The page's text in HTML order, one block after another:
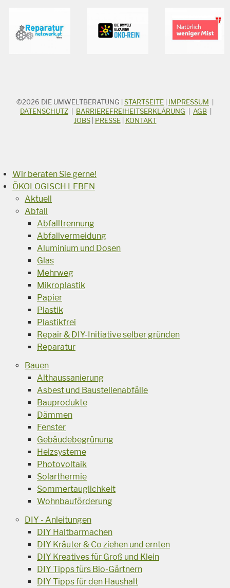
STICHWORTSUCHE
Suchbegriff
©2026 DIE UMWELTBERATUNG STARTSEITE IMPRESSUM
DATENSCHUTZ
BARRIEREFREIHEITSERKLÄRUNG AGB
JOBS| PRESSE| KONTAKT
Wir beraten Sie gerne!
ÖKOLOGISCH LEBEN
Aktuell
Abfall
Abfalltrennung
Abfallvermeidung
Aluminium und Dosen
Glas
Mehrweg
Mikroplastik
Papier
Plastik
Plastikfrei
Repair & DIY-Initiative selber gründen
Reparatur
Bauen
Althaussanierung
Asbest und Baustellenabfälle
Bauprodukte
Dämmen
Fenster
Gebäudebegrünung
Heizsysteme
Photovoltaik
Solarthermie
Sommertauglichkeit
Wohnbauförderung
DIY - Anleitungen
DIY Haltbarmachen
DIY Kräuter & Co ziehen und ernten
DIY Kreatives für Groß und Klein
DIY Tipps fürs Bio-Gärtnern
DIY Tipps für den Haushalt